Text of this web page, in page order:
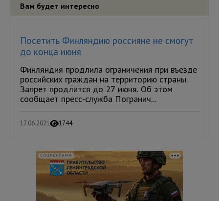
Вам будет интересно
Посетить Финляндию россияне не смогут
до конца июня
Финляндия продлила ограничения при въезде
российских граждан на территорию страны.
Запрет продлится до 27 июня. Об этом
сообщает пресс-служба Погранич...
17.06.2021 1744
СОЦРЕКЛАМА